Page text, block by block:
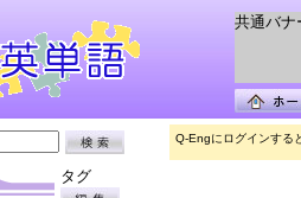
共通バナ
Q-Engにログインする
タグ